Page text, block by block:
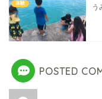
体験 う
POSTED